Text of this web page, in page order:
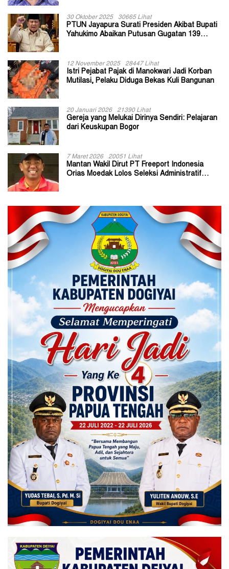
30 Oktober 2025 30665 Lihat
PTUN Jayapura Surati Presiden Akibat Bupati
Yahukimo Abaikan Putusan Gugatan 139
12 November 2025 28447 Lihat
Istri Pejabat Pajak di Manokwari Jadi Korban
Mutilasi, Pelaku Diduga Bekas Kuli Bangunan
20 Januari 2026 21390 Lihat
Gereja yang Melukai Dirinya Sendiri: Pelajaran
dari Keuskupan Bogor
7 Maret 2026 20051 Lihat
Mantan Wakil Dirut PT Freeport Indonesia
Orias Moedak Lolos Seleksi Administratif